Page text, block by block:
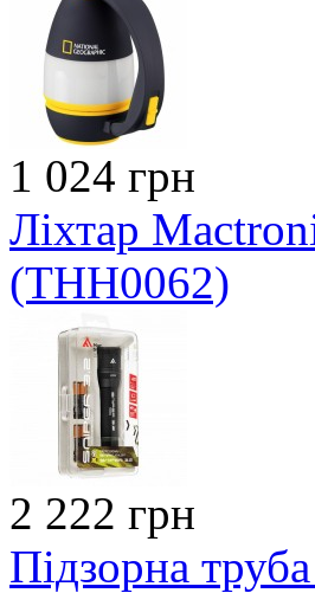
1 024 грн
Ліхтар
(THH0062)
2 222 грн
Підзорна